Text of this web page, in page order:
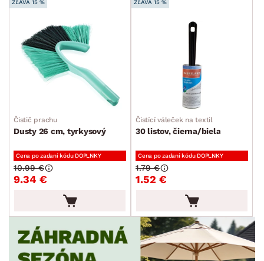
ZĽAVA 15 %
Čistič prachu
Dusty 26 cm, tyrkysový
Cena po zadaní kódu DOPLNKY
9.34 €
10.99 €
ZĽAVA 15 %
Čistící váleček na textil
30 listov, čierna/biela
Cena po zadaní kódu DOPLNKY
1.52 €
1.79 €